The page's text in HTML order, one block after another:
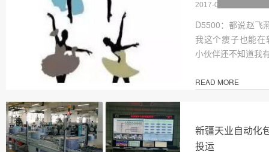
2017-09-19
D5500：都说赵飞
我这个瘦子也能在
小伙伴还不知道我
READ MORE
新疆天业自动化
投运